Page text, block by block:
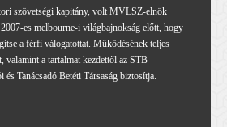
szövetségi kapitány, volt MVLSZ-elnök
es melbourne-i világbajnokság előtt, hogy
a férfi válogatottat. Működésének teljes
valamint a tartalmat kezdettől az STB
Tanácsadó Betéti Társaság biztosítja.